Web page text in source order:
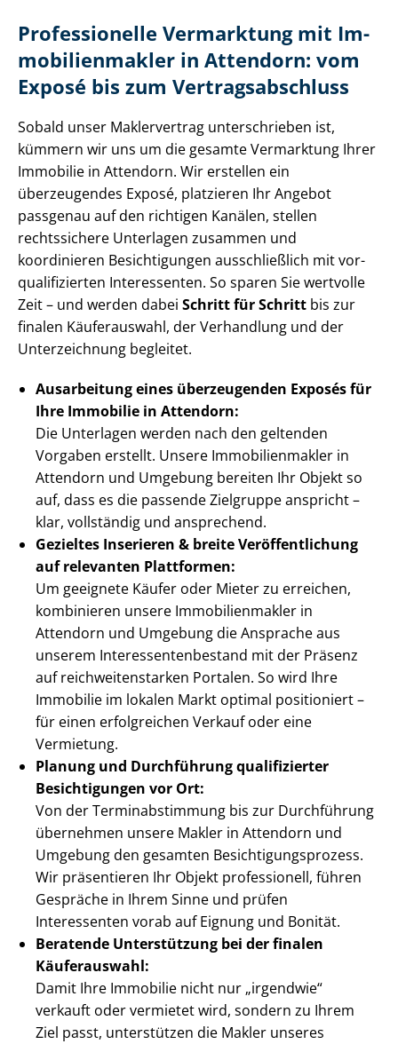
Professionelle Vermarktung mit Im­
mo­bi­li­en­mak­ler in Attendorn: vom
Exposé bis zum Ver­trags­ab­schluss
Sobald unser Maklervertrag unterschrieben ist,
kümmern wir uns um die gesamte Vermarktung Ihrer
Immobilie in Attendorn. Wir erstellen ein
überzeugendes Exposé, platzieren Ihr Angebot
passgenau auf den richtigen Kanälen, stellen
rechtssichere Unterlagen zusammen und
koordinieren Besichtigungen ausschließlich mit vor­
qua­li­fi­zier­ten Interessenten. So sparen Sie wertvolle
Zeit – und werden dabei Schritt für Schritt bis zur
finalen Käuferauswahl, der Verhandlung und der
Unterzeichnung begleitet.
Ausarbeitung eines überzeugenden Exposés für
Ihre Immobilie in Attendorn:
Die Unterlagen werden nach den geltenden
Vorgaben erstellt. Unsere Im­mo­bi­li­en­mak­ler in
Attendorn und Umgebung bereiten Ihr Objekt so
auf, dass es die passende Zielgruppe anspricht –
klar, vollständig und ansprechend.
Gezieltes Inserieren & breite Ver­öf­fent­li­chung
auf relevanten Plattformen:
Um geeignete Käufer oder Mieter zu erreichen,
kombinieren unsere Im­mo­bi­li­en­mak­ler in
Attendorn und Umgebung die Ansprache aus
unserem In­ter­es­sen­ten­be­stand mit der Präsenz
auf reich­wei­ten­star­ken Portalen. So wird Ihre
Immobilie im lokalen Markt optimal positioniert –
für einen erfolgreichen Verkauf oder eine
Vermietung.
Planung und Durchführung qualifizierter
Besichtigungen vor Ort:
Von der Ter­min­ab­stim­mung bis zur Durchführung
übernehmen unsere Makler in Attendorn und
Umgebung den gesamten Be­sich­ti­gungs­pro­zess.
Wir präsentieren Ihr Objekt professionell, führen
Gespräche in Ihrem Sinne und prüfen
Interessenten vorab auf Eignung und Bonität.
Beratende Unterstützung bei der finalen
Käuferauswahl:
Damit Ihre Immobilie nicht nur „irgendwie“
verkauft oder vermietet wird, sondern zu Ihrem
Ziel passt, unterstützen die Makler unseres